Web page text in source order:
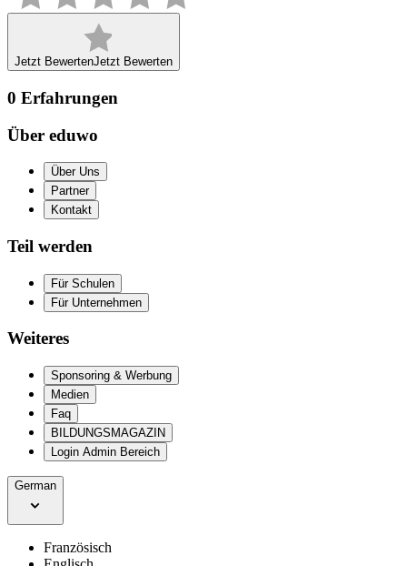
Jetzt BewertenJetzt Bewerten
0 Erfahrungen
Über eduwo
Über Uns
Partner
Kontakt
Teil werden
Für Schulen
Für Unternehmen
Weiteres
Sponsoring & Werbung
Medien
Faq
BILDUNGSMAGAZIN
Login Admin Bereich
German
Französisch